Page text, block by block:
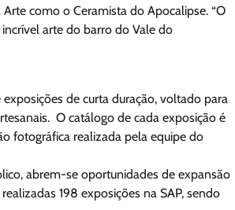
como o Ceramista do Apocalipse. “O
arte do barro do Vale do
de curta duração, voltado para
O catálogo de cada exposição é
fotográfica realizada pela equipe do
abrem-se oportunidades de expansão
198 exposições na SAP, sendo